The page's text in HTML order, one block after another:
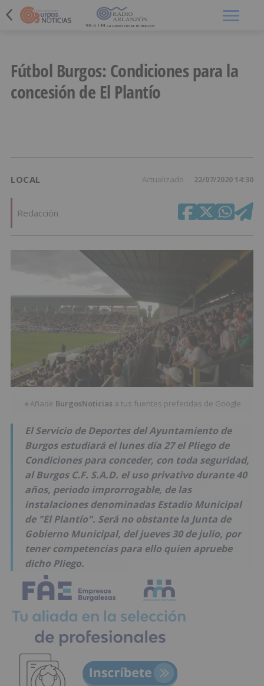
Fútbol Burgos: Condiciones para la
concesión de El Plantío
LOCAL Actualizado 22/07/2020 14:30
Redacción
★Añade BurgosNoticias a tus fuentes preferidas de Google
El Servicio de Deportes del Ayuntamiento de
Burgos estudiará el lunes día 27 el Pliego de
Condiciones para conceder, con toda seguridad,
al Burgos C.F. S.A.D. el uso privativo durante 40
años, periodo improrrogable, de las
instalaciones denominadas Estadio Municipal
de "El Plantío". Será no obstante la Junta de
Gobierno Municipal, del jueves 30 de julio, por
tener competencias para ello quien apruebe
dicho Pliego.